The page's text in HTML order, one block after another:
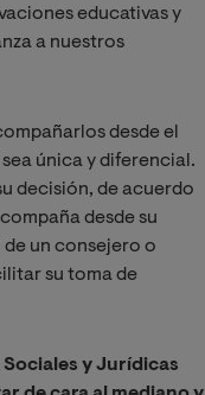
educativas y
a nuestros
desde el
única y diferencial.
decisión, de acuerdo
desde su
un consejero o
su toma de
y Jurídicas